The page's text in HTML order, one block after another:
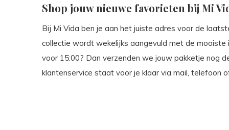
Shop jouw nieuwe favorieten bij Mi
Bij Mi Vida ben je aan het juiste adres voor de
collectie wordt wekelijks aangevuld met de mooiste
voor 15:00? Dan verzenden we jouw pakketje nog
klantenservice staat voor je klaar via mail, telefoon